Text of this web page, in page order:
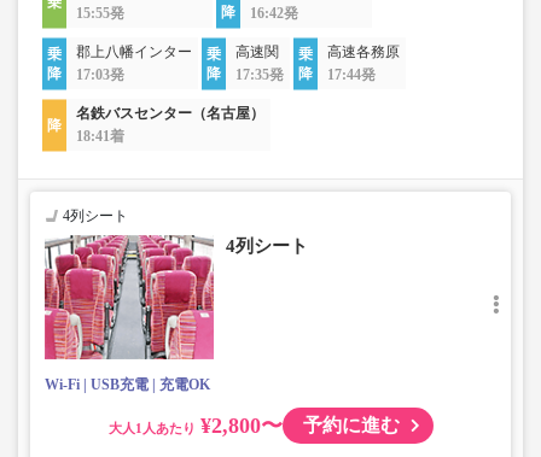
15:55発
16:42発
郡上八幡インター
17:03発
高速関
17:35発
高速各務原
17:44発
名鉄バスセンター（名古屋）
18:41着
4列シート
4列シート
Wi-Fi USB充電 充電OK
大人 ¥2,800〜 予約に進む